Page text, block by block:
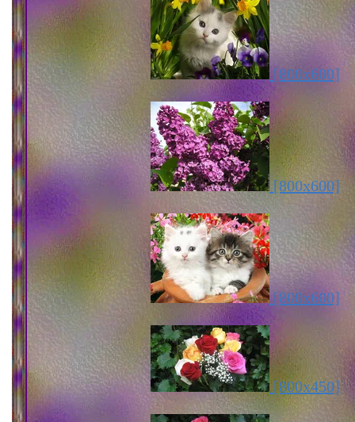
[800x600]
[800x600]
[800x600]
[800x450]